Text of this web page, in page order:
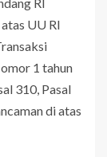
UU RI
1 tahun
310, Pasal
di atas